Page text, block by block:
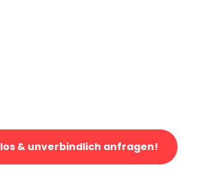
& unverbindlich anfragen!